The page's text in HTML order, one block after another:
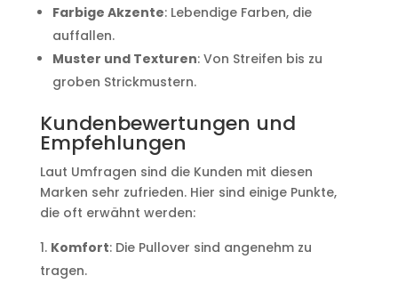
Farbige Akzente: Lebendige Farben, die
auffallen.
Muster und Texturen: Von Streifen bis zu
groben Strickmustern.
Kundenbewertungen und
Empfehlungen
Laut Umfragen sind die Kunden mit diesen
Marken sehr zufrieden. Hier sind einige Punkte,
die oft erwähnt werden:
Komfort: Die Pullover sind angenehm zu
tragen.